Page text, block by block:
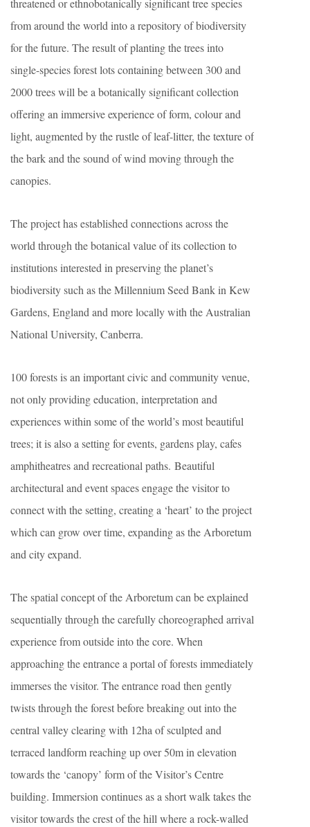
threatened or ethnobotanically significant tree species
from around the world into a repository of biodiversity
for the future. The result of planting the trees into
single-species forest lots containing between 300 and
2000 trees will be a botanically significant collection
offering an immersive experience of form, colour and
light, augmented by the rustle of leaf-litter, the texture of
the bark and the sound of wind moving through the
canopies.
The project has established connections across the
world through the botanical value of its collection to
institutions interested in preserving the planet’s
biodiversity such as the Millennium Seed Bank in Kew
Gardens, England and more locally with the Australian
National University, Canberra.
100 forests is an important civic and community venue,
not only providing education, interpretation and
experiences within some of the world’s most beautiful
trees; it is also a setting for events, gardens play, cafes
amphitheatres and recreational paths. Beautiful
architectural and event spaces engage the visitor to
connect with the setting, creating a ‘heart’ to the project
which can grow over time, expanding as the Arboretum
and city expand.
The spatial concept of the Arboretum can be explained
sequentially through the carefully choreographed arrival
experience from outside into the core. When
approaching the entrance a portal of forests immediately
immerses the visitor. The entrance road then gently
twists through the forest before breaking out into the
central valley clearing with 12ha of sculpted and
terraced landform reaching up over 50m in elevation
towards the ‘canopy’ form of the Visitor’s Centre
building. Immersion continues as a short walk takes the
visitor towards the crest of the hill where a rock-walled